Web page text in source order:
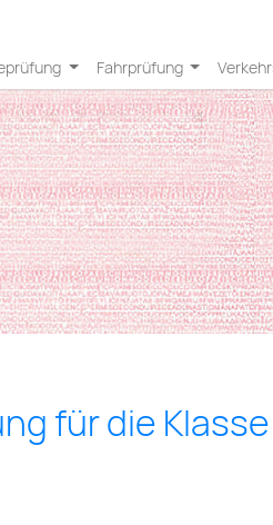
Fahrprüfung
für die Klasse